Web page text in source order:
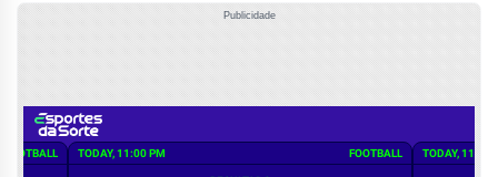
Publicidade